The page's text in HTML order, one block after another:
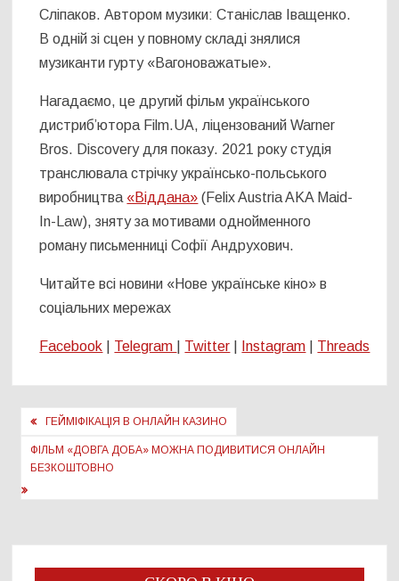
Сліпаков. Автором музики: Станіслав Іващенко.
В одній зі сцен у повному складі знялися
музиканти гурту «Вагоноважатые».
Нагадаємо, це другий фільм українського
дистриб’ютора Film.UA, ліцензований Warner
Bros. Discovery для показу. 2021 року студія
транслювала стрічку українсько-польського
виробництва «Віддана» (Felix Austria AKA Maid-
In-Law), зняту за мотивами однойменного
роману письменниці Софії Андрухович.
Читайте всі новини «Нове українське кіно» в
соціальних мережах
Facebook Telegram Twitter Instagram Threads
Навігація
записів
ГЕЙМІФІКАЦІЯ В ОНЛАЙН КАЗИНО
ФІЛЬМ «ДОВГА ДОБА» МОЖНА ПОДИВИТИСЯ ОНЛАЙН
БЕЗКОШТОВНО